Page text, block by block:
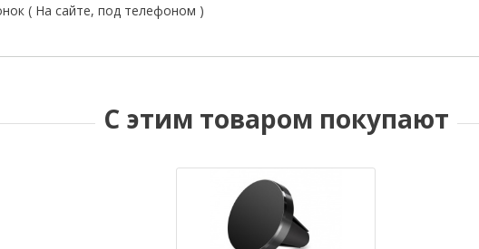
( На сайте, под телефоном )
С этим товаром покупают